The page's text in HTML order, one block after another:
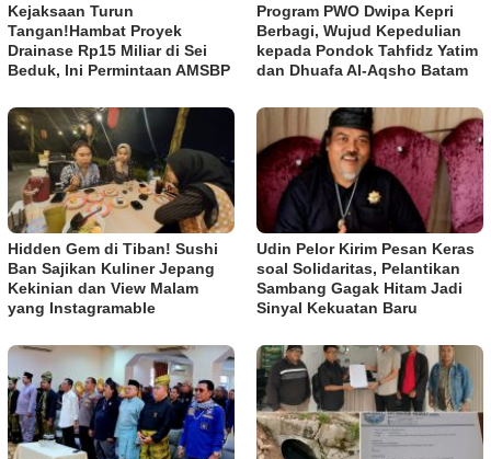
Kejaksaan Turun
Tangan!Hambat Proyek
Drainase Rp15 Miliar di Sei
Beduk, Ini Permintaan AMSBP
Program PWO Dwipa Kepri
Berbagi, Wujud Kepedulian
kepada Pondok Tahfidz Yatim
dan Dhuafa Al-Aqsho Batam
Hidden Gem di Tiban! Sushi
Ban Sajikan Kuliner Jepang
Kekinian dan View Malam
yang Instagramable
Udin Pelor Kirim Pesan Keras
soal Solidaritas, Pelantikan
Sambang Gagak Hitam Jadi
Sinyal Kekuatan Baru